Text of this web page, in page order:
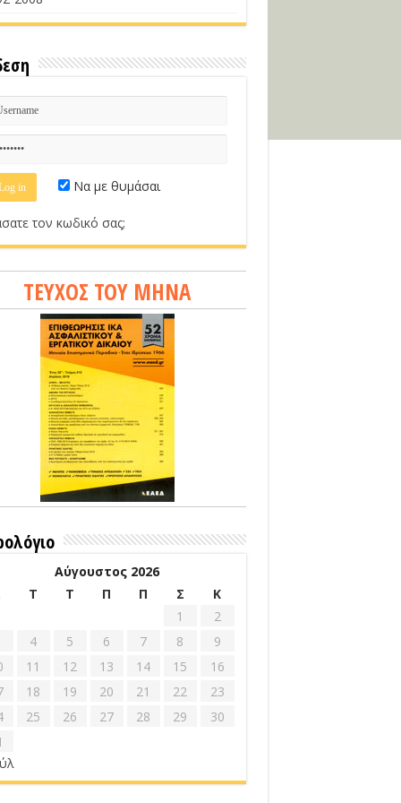
Να με θυμάσαι
τον κωδικό σας;
ΤΕΥΧΟΣ ΤΟΥ ΜΗΝΑ
Αύγουστος 2026
Τ Τ Π Π Σ
Κ
1
2
4 5 6 7 8
9
11 12 13 14 15
16
18 19 20 21 22
23
25 26 27 28 29
30